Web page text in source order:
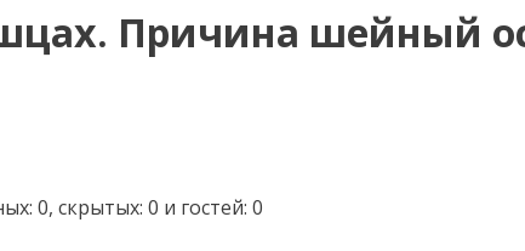
Причина шейный
0, скрытых: 0 и гостей: 0